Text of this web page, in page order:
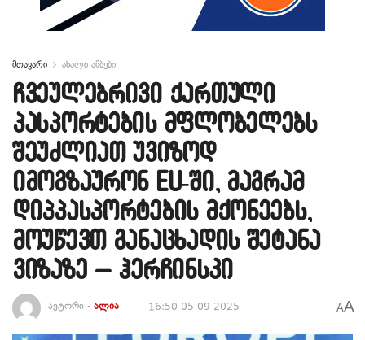
მთავარი ახალი ამბები
ჩვეულებრივი ქართული
პასპორტების მფლობელებს
შეუძლიათ უვიზოდ
იმოგზაურონ EU-ში, მაგრამ
დიპპასპორტების მქონეებს,
მოუწევთ განაცხადის შეტანა
ვიზაზე – ჰერჩინსკი
ავტორი - ალია 16:50 05-09-2025 AA